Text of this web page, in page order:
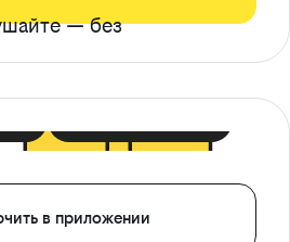
— без
в приложении